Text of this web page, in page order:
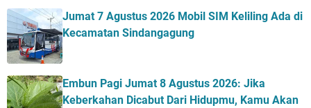
Jumat 7 Agustus 2026 Mobil SIM Keliling Ada di
Kecamatan Sindangagung
Embun Pagi Jumat 8 Agustus 2026: Jika
Keberkahan Dicabut Dari Hidupmu, Kamu Akan